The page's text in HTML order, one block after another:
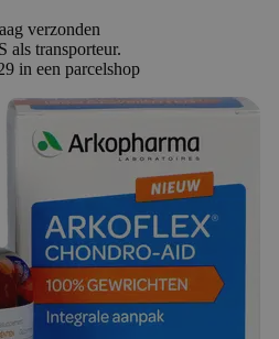
verzonden
als transporteur.
in een parcelshop